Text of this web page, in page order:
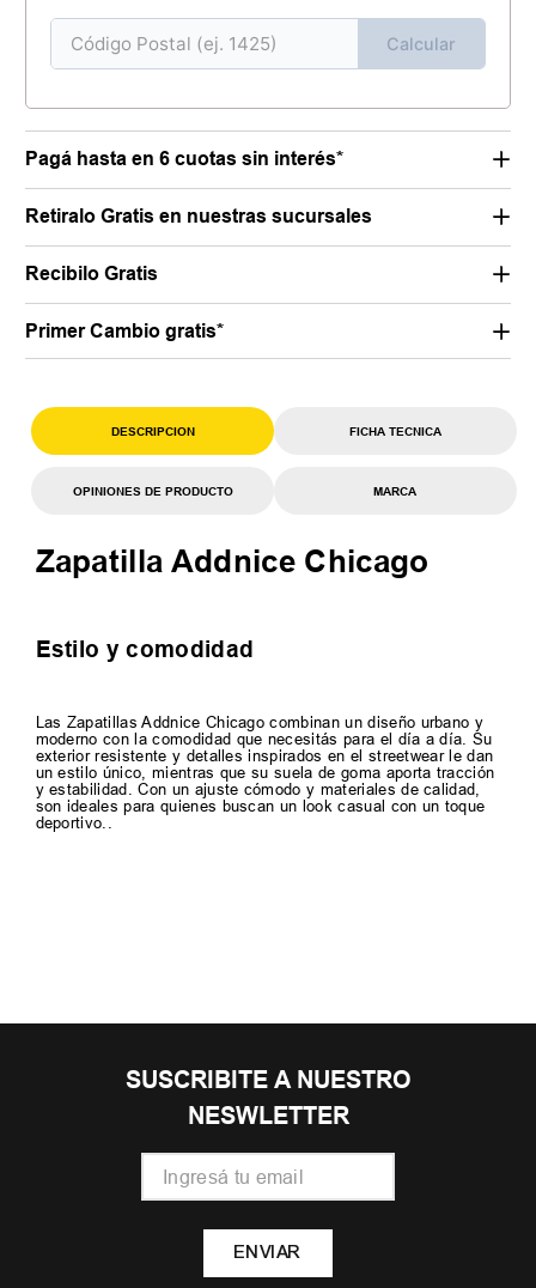
Calcular
Pagá hasta en 6 cuotas sin interés*
Retiralo Gratis en nuestras sucursales
Recibilo Gratis
Primer Cambio gratis*
DESCRIPCION FICHA TECNICA
OPINIONES DE PRODUCTO MARCA
Zapatilla Addnice Chicago
Estilo y comodidad
Las Zapatillas Addnice Chicago combinan un diseño urbano y
moderno con la comodidad que necesitás para el día a día. Su
exterior resistente y detalles inspirados en el streetwear le dan
un estilo único, mientras que su suela de goma aporta tracción
y estabilidad. Con un ajuste cómodo y materiales de calidad,
son ideales para quienes buscan un look casual con un toque
deportivo..
30 31